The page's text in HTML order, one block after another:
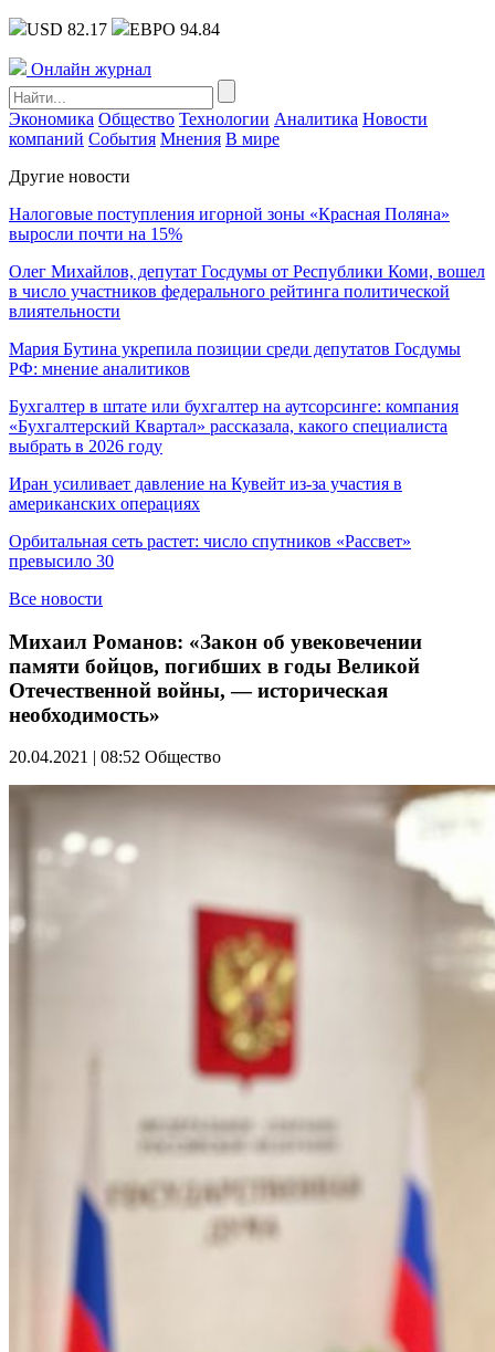
USD 82.17 ЕВРО 94.84
Онлайн журнал
Экономика Общество Технологии Аналитика Новости
компаний События Мнения В мире
Другие новости
Налоговые поступления игорной зоны «Красная Поляна»
выросли почти на 15%
Олег Михайлов, депутат Госдумы от Республики Коми, вошел
в число участников федерального рейтинга политической
влиятельности
Мария Бутина укрепила позиции среди депутатов Госдумы
РФ: мнение аналитиков
Бухгалтер в штате или бухгалтер на аутсорсинге: компания
«Бухгалтерский Квартал» рассказала, какого специалиста
выбрать в 2026 году
Иран усиливает давление на Кувейт из-за участия в
американских операциях
Орбитальная сеть растет: число спутников «Рассвет»
превысило 30
Все новости
Михаил Романов: «Закон об увековечении
памяти бойцов, погибших в годы Великой
Отечественной войны, — историческая
необходимость»
20.04.2021 | 08:52 Общество